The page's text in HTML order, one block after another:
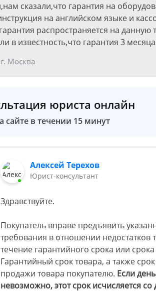
сказали,что гарантия на
на английском языке и
распространяется на данную
в известность,что гарантия 3
Москва
юриста онлайн
сайте в течении 15 минут
Алексей Терехов
Юрист-консультант
Здравствуйте.
Покупатель вправе предъявить
требования в отношении
течение гарантийного срока или срока
Гарантийный срок товара, а также
продажи товара покупателю. Если
невозможно, этот срок исчисляется со